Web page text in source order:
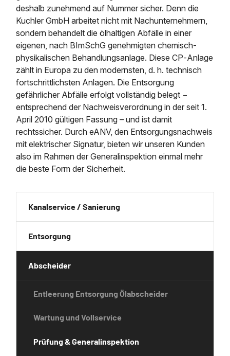
deshalb zunehmend auf Nummer sicher. Denn die
Kuchler GmbH arbeitet nicht mit Nachunternehmern,
sondern behandelt die ölhaltigen Abfälle in einer
eigenen, nach BImSchG genehmigten chemisch‐
physikalischen Behandlungsanlage. Diese CP‐Anlage
zählt in Europa zu den modernsten, d. h. technisch
fortschrittlichsten Anlagen. Die Entsorgung
gefährlicher Abfälle erfolgt vollständig belegt −
entsprechend der Nachweisverordnung in der seit 1.
April 2010 gültigen Fassung – und ist damit
rechtssicher. Durch eANV, den Entsorgungsnachweis
mit elektrischer Signatur, bieten wir unseren Kunden
also im Rahmen der Generalinspektion einmal mehr
die beste Form der Sicherheit.
Kanalservice / Sanierung
Entsorgung
Abscheider
Entleerung Entsorgung Ölabscheider
Wartung und Vollservice
Prüfung & Generalinspektion